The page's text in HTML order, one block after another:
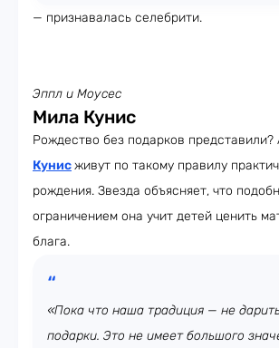
— признавалась селебрити.
Эппл и Моусес
Мила Кунис
Рождество без подарков представили?
Кунисживут по такому правилу
рождения. Звезда объясняет, что
ограничением она учит детей ценить
блага.
«Пока что наша традиция — не
подарки. Это не имеет большого